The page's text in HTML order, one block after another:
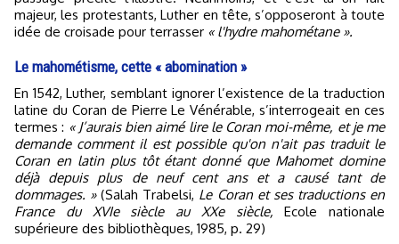
majeur, les protestants, Luther en tête, s’opposeront à toute
idée de croisade pour terrasser « l'hydre mahométane ».
Le mahométisme, cette « abomination »
En 1542, Luther, semblant ignorer l’existence de la traduction
latine du Coran de Pierre Le Vénérable, s’interrogeait en ces
termes : « J’aurais bien aimé lire le Coran moi-même, et je me
demande comment il est possible qu'on n'ait pas traduit le
Coran en latin plus tôt étant donné que Mahomet domine
déjà depuis plus de neuf cent ans et a causé tant de
dommages. »(Salah Trabelsi, Le Coran et ses traductions en
France du XVIe siècle au XXe siècle, Ecole nationale
supérieure des bibliothèques, 1985, p. 29)